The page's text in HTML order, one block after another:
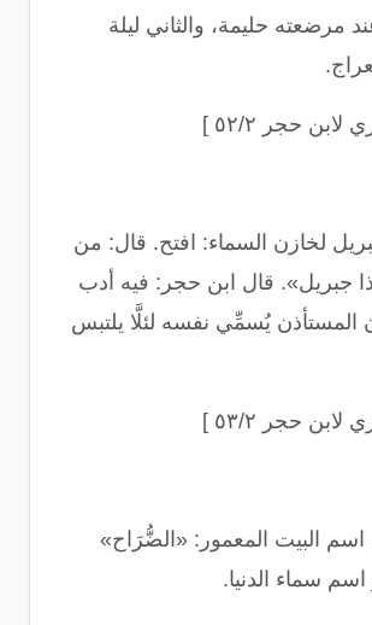
مرضعته حليمة، والثاني ليلة
.
لابن حجر ٥٢/٢ ]
لخازن السماء: افتح. قال: من
جبريل». قال ابن حجر: فيه أدب
المستأذن يُسمِّي نفسه لئلَّا يلتبس
لابن حجر ٥٣/٢ ]
اسم البيت المعمور: «الضُّرَاح»
سماء الدنيا.